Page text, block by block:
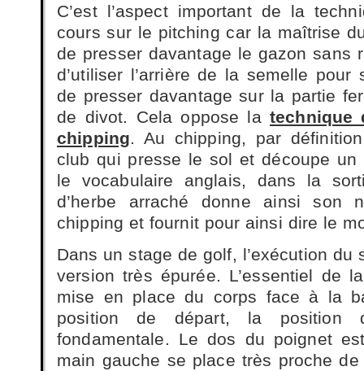
C’est l’aspect important de la
cours sur le pitching car la maîtrise
de presser davantage le gazon sans
d’utiliser l’arrière de la semelle pour
de presser davantage sur la partie
de divot. Cela oppose la technique
chipping. Au chipping, par
club qui presse le sol et découpe
le vocabulaire anglais, dans la
d’herbe arraché donne ainsi son
chipping et fournit pour ainsi dire le
Dans un stage de golf, l’exécution du
version très épurée. L’essentiel de
mise en place du corps face à la
position de départ, la position
fondamentale. Le dos du poignet
main gauche se place très proche